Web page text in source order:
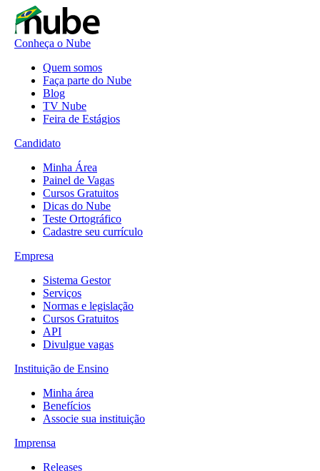
Conheça o Nube
Quem somos
Faça parte do Nube
Blog
TV Nube
Feira de Estágios
Candidato
Minha Área
Painel de Vagas
Cursos Gratuitos
Dicas do Nube
Teste Ortográfico
Cadastre seu currículo
Empresa
Sistema Gestor
Serviços
Normas e legislação
Cursos Gratuitos
API
Divulgue vagas
Instituição de Ensino
Minha área
Benefícios
Associe sua instituição
Imprensa
Releases